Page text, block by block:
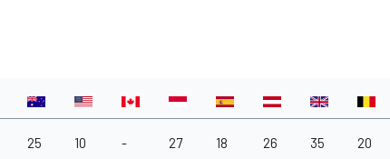
25 10 - 27 18 26 35 20